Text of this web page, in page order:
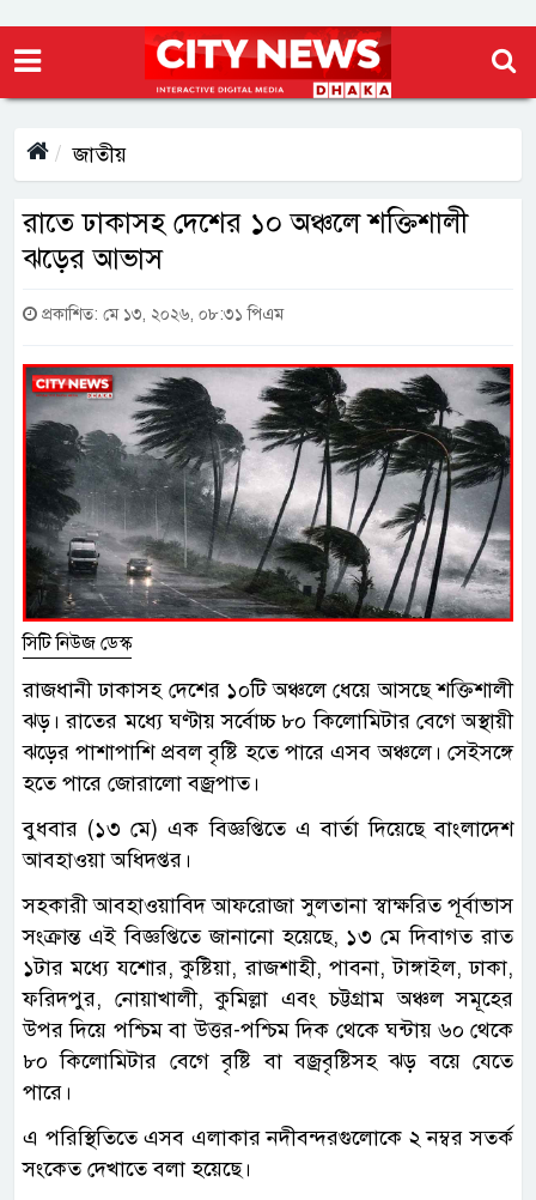
জাতীয়
রাতে ঢাকাসহ দেশের ১০ অঞ্চলে শক্তিশালী
ঝড়ের আভাস
প্রকাশিত: মে ১৩, ২০২৬, ০৮:৩১ পিএম
সিটি নিউজ ডেস্ক
রাজধানী ঢাকাসহ দেশের ১০টি অঞ্চলে ধেয়ে আসছে শক্তিশালী
ঝড়। রাতের মধ্যে ঘণ্টায় সর্বোচ্চ ৮০ কিলোমিটার বেগে অস্থায়ী
ঝড়ের পাশাপাশি প্রবল বৃষ্টি হতে পারে এসব অঞ্চলে। সেইসঙ্গে
হতে পারে জোরালো বজ্রপাত।
বুধবার (১৩ মে) এক বিজ্ঞপ্তিতে এ বার্তা দিয়েছে বাংলাদেশ
আবহাওয়া অধিদপ্তর।
সহকারী আবহাওয়াবিদ আফরোজা সুলতানা স্বাক্ষরিত পূর্বাভাস
সংক্রান্ত এই বিজ্ঞপ্তিতে জানানো হয়েছে, ১৩ মে দিবাগত রাত
১টার মধ্যে যশোর, কুষ্টিয়া, রাজশাহী, পাবনা, টাঙ্গাইল, ঢাকা,
ফরিদপুর, নোয়াখালী, কুমিল্লা এবং চট্টগ্রাম অঞ্চল সমূহের
উপর দিয়ে পশ্চিম বা উত্তর-পশ্চিম দিক থেকে ঘন্টায় ৬০ থেকে
৮০ কিলোমিটার বেগে বৃষ্টি বা বজ্রবৃষ্টিসহ ঝড় বয়ে যেতে
পারে।
এ পরিস্থিতিতে এসব এলাকার নদীবন্দরগুলোকে ২ নম্বর সতর্ক
সংকেত দেখাতে বলা হয়েছে।